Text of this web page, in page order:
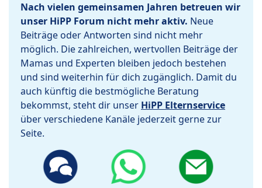
Nach vielen gemeinsamen Jahren betreuen wir
unser HiPP Forum nicht mehr aktiv. Neue
Beiträge oder Antworten sind nicht mehr
möglich. Die zahlreichen, wertvollen Beiträge der
Mamas und Experten bleiben jedoch bestehen
und sind weiterhin für dich zugänglich. Damit du
auch künftig die bestmögliche Beratung
bekommst, steht dir unser HiPP Elternservice
über verschiedene Kanäle jederzeit gerne zur
Seite.